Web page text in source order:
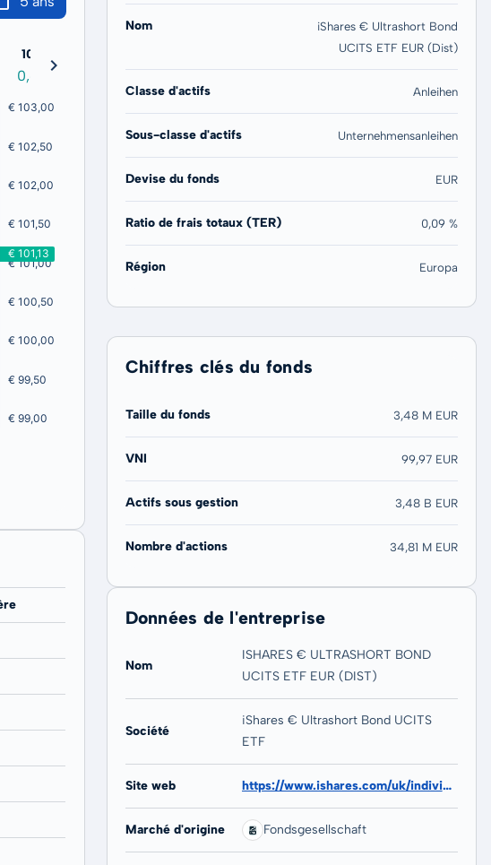
10 ans
0,68 % -31,68 % -19,21 %
Nom
iShares € Ultrashort Bond
UCITS ETF EUR (Dist)
Classe d'actifs Anleihen
Sous-classe d'actifs Unternehmensanleihen
Devise du fonds EUR
Ratio de frais totaux (TER) 0,09 %
Région Europa
Chiffres clés du fonds
Taille du fonds 3,48 M EUR
VNI 99,97 EUR
Actifs sous gestion 3,48 B EUR
Nombre d'actions 34,81 M EUR
Données de l'entreprise
Nom
ISHARES € ULTRASHORT BOND
UCITS ETF EUR (DIST)
Société
iShares € Ultrashort Bond UCITS
ETF
Site web https://www.ishares.com/uk/individual/en/products/258114/ishares-euro-ultrashort-bond-ucits-etf
Marché d'origine Fondsgesellschaft